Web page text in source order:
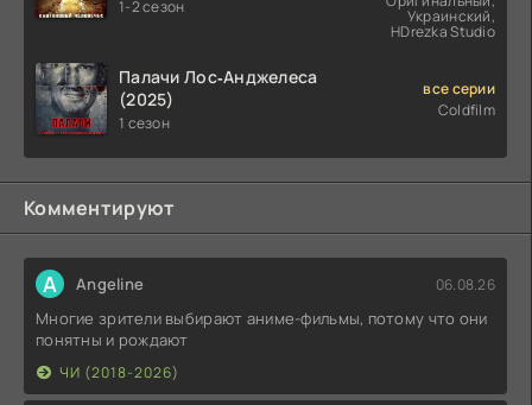
1-2 сезон Украинский,
HDrezka Studio
Палачи Лос‑Анджелеса
(2025)
1 сезон
все серии
Coldfilm
Комментируют
A Angeline 06.08.26
Многие зрители выбирают аниме-фильмы, потому что они
понятны и рождают
ЧИ (2018-2026)